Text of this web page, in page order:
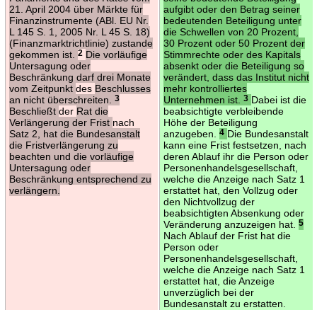
21. April 2004 über Märkte für
Finanzinstrumente (ABl. EU Nr.
L 145 S. 1, 2005 Nr. L 45 S. 18)
(Finanzmarktrichtlinie) zustande
gekommen ist.
2 Die vorläufige
Untersagung oder
Beschränkung darf drei Monate
vom Zeitpunkt des Beschlusses
an nicht überschreiten.
3
Beschließt der Rat die
Verlängerung der Frist nach
Satz 2, hat die Bundesanstalt
die Fristverlängerung zu
beachten und die vorläufige
Untersagung oder
Beschränkung entsprechend zu
verlängern.
aufgibt oder den Betrag seiner
bedeutenden Beteiligung unter
die Schwellen von 20 Prozent,
30 Prozent oder 50 Prozent der
Stimmrechte oder des Kapitals
absenkt oder die Beteiligung so
verändert, dass das Institut nicht
mehr kontrolliertes
Unternehmen ist.
3 Dabei ist die
beabsichtigte verbleibende
Höhe der Beteiligung
anzugeben.
4 Die Bundesanstalt
kann eine Frist festsetzen, nach
deren Ablauf ihr die Person oder
Personenhandelsgesellschaft,
welche die Anzeige nach Satz 1
erstattet hat, den Vollzug oder
den Nichtvollzug der
beabsichtigten Absenkung oder
Veränderung anzuzeigen hat.
5
Nach Ablauf der Frist hat die
Person oder
Personenhandelsgesellschaft,
welche die Anzeige nach Satz 1
erstattet hat, die Anzeige
unverzüglich bei der
Bundesanstalt zu erstatten.